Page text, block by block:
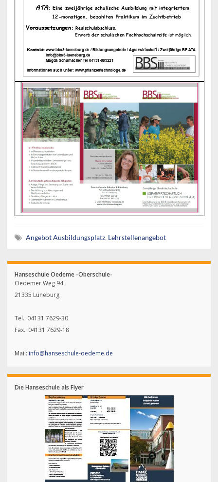
Angebot Ausbildungsplatz, Lehrstellenangebot
Hanseschule Oedeme -Oberschule-
Oedemer Weg 94
21335 Lüneburg
Tel.: 04131 7629-30
Fax.: 04131 7629-18
Mail: info@hanseschule-oedeme.de
Die Hanseschule als Flyer